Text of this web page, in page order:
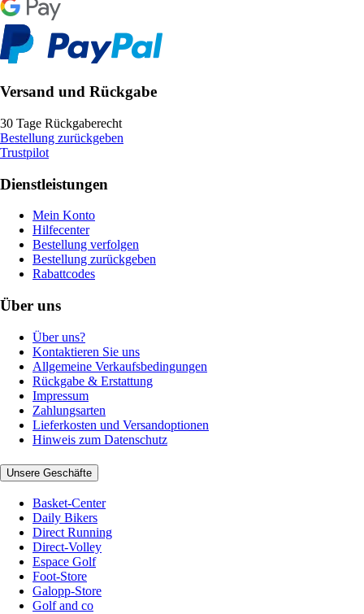
Versand und Rückgabe
30 Tage Rückgaberecht
Bestellung zurückgeben
Trustpilot
Dienstleistungen
Mein Konto
Hilfecenter
Bestellung verfolgen
Bestellung zurückgeben
Rabattcodes
Über uns
Über uns?
Kontaktieren Sie uns
Allgemeine Verkaufsbedingungen
Rückgabe & Erstattung
Impressum
Zahlungsarten
Lieferkosten und Versandoptionen
Hinweis zum Datenschutz
Unsere Geschäfte
Basket-Center
Daily Bikers
Direct Running
Direct-Volley
Espace Golf
Foot-Store
Galopp-Store
Golf and co